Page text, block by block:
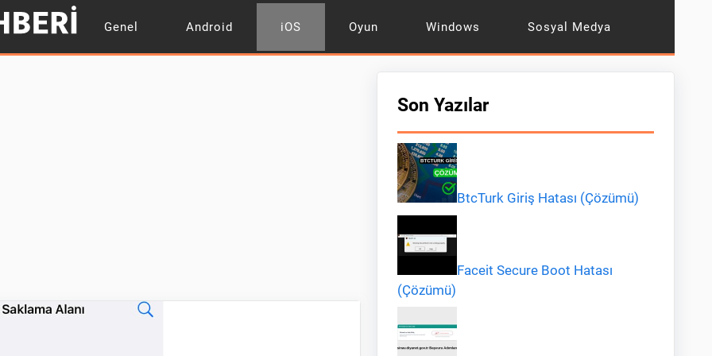
Genel Android iOS Oyun Windows Sosyal Medya
Son Yazılar
BtcTurk Giriş Hatası (Çözümü)
Faceit Secure Boot Hatası
(Çözümü)